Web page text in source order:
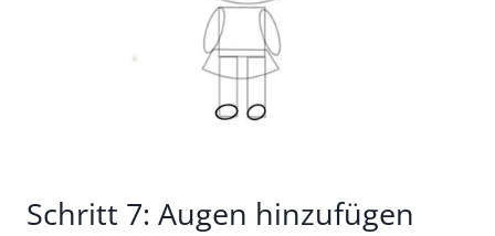
Schritt 7: Augen hinzufügen